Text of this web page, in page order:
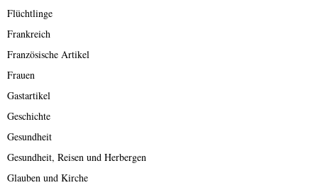
Flüchtlinge
Frankreich
Französische Artikel
Frauen
Gastartikel
Geschichte
Gesundheit
Gesundheit, Reisen und Herbergen
Glauben und Kirche